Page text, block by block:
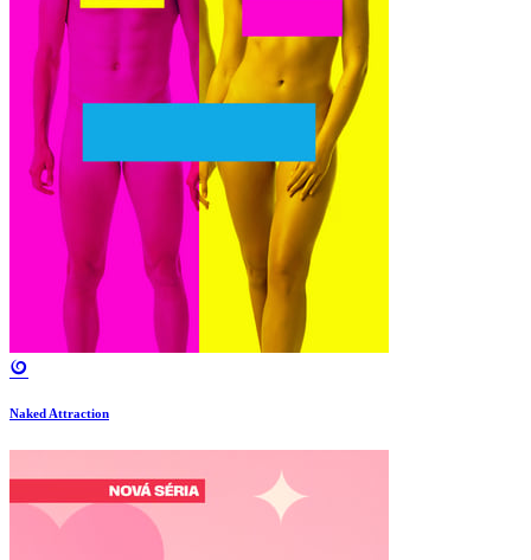
Naked Attraction